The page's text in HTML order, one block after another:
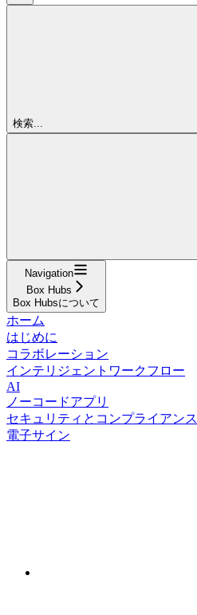
検索...
Navigation
Box Hubs
Box Hubsについて
ホーム
はじめに
コラボレーション
インテリジェントワークフロー
AI
ノーコードアプリ
セキュリティとコンプライアンス
電子サイン